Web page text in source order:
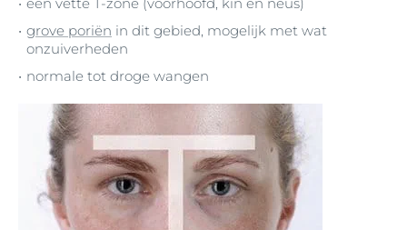
grove poriën in dit gebied, mogelijk met wat
onzuiverheden
normale tot droge wangen